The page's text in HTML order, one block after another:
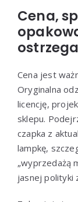
Cena,
Cena jest
Oryginalna
licencję,
sklepu.
czapka z
lampkę,
„wyprzedażą
jasnej polityki